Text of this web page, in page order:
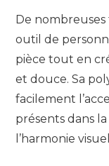
De nombreuses
outil de
pièce tout en
et douce. Sa
facilement
présents dans
l’harmonie